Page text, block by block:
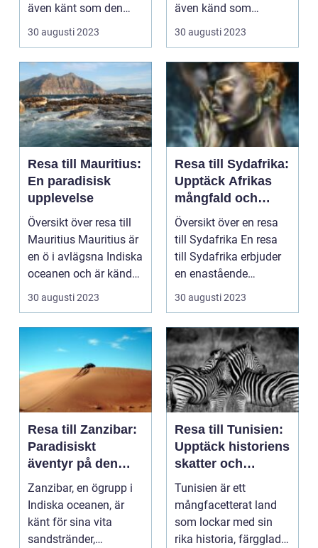
även känt som den
"flytande trädgårde...
30 augusti 2023
även känd som
"Blomsterön", lockar
besökare...
30 augusti 2023
Resa till Mauritius:
En paradisisk
upplevelse
Översikt över resa till
Mauritius Mauritius är
en ö i avlägsna Indiska
oceanen och är känd
som en f...
30 augusti 2023
Resa till Sydafrika:
Upptäck Afrikas
mångfald och
rikedom
Översikt över en resa
till Sydafrika En resa
till Sydafrika erbjuder
en enastående
möjlighet att up...
30 augusti 2023
Resa till Zanzibar:
Paradisiskt
äventyr på den
Afrikanska kusten
Zanzibar, en ögrupp i
Indiska oceanen, är
känt för sina vita
sandstränder,
Resa till Tunisien:
Upptäck historiens
skatter och
avkopplande
stränder
Tunisien är ett
mångfacetterat land
som lockar med sin
rika historia, färgglada